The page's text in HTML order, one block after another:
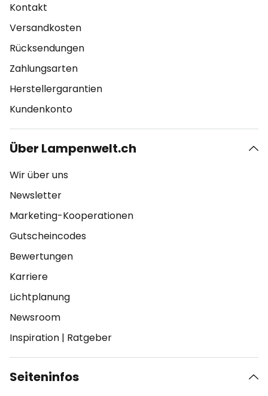
Kontakt
Versandkosten
Rücksendungen
Zahlungsarten
Herstellergarantien
Kundenkonto
Über Lampenwelt.ch
Wir über uns
Newsletter
Marketing-Kooperationen
Gutscheincodes
Bewertungen
Karriere
Lichtplanung
Newsroom
Inspiration | Ratgeber
Seiteninfos